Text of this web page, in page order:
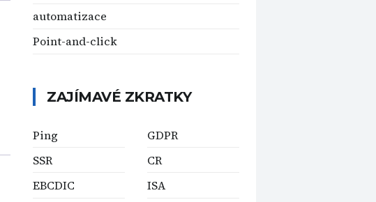
automatizace
Point-and-click
ZAJÍMAVÉ ZKRATKY
Ping
SSR
EBCDIC
GDPR
CR
ISA